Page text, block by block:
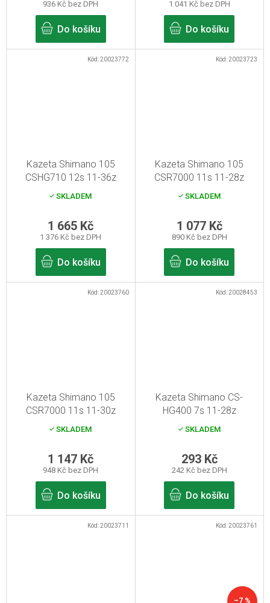
936 Kč bez DPH
Do košíku
1 041 Kč bez DPH
Do košíku
Kazeta Shimano 105
CSHG710 12s 11-36z
SKLADEM
1 376 Kč bez DPH
1 665 Kč
Do košíku
Kód:20023772
Kazeta Shimano 105
CSR7000 11s 11-28z
SKLADEM
890 Kč bez DPH
1 077 Kč
Do košíku
Kód:20023723
Kazeta Shimano 105
CSR7000 11s 11-30z
SKLADEM
948 Kč bez DPH
1 147 Kč
Do košíku
Kód:20023760
Kazeta Shimano CS-
HG400 7s 11-28z
SKLADEM
242 Kč bez DPH
293 Kč
Do košíku
Kód:20028453
Kód:20023711
–7 %
Kód:20023761